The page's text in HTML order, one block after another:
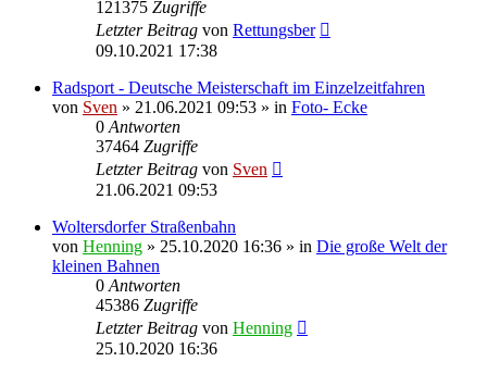
121375 Zugriffe
Letzter Beitrag von Rettungsber
09.10.2021 17:38
Radsport - Deutsche Meisterschaft im Einzelzeitfahren
von Sven » 21.06.2021 09:53 » in Foto- Ecke
0 Antworten
37464 Zugriffe
Letzter Beitrag von Sven
21.06.2021 09:53
Woltersdorfer Straßenbahn
von Henning » 25.10.2020 16:36 » in Die große Welt der
kleinen Bahnen
0 Antworten
45386 Zugriffe
Letzter Beitrag von Henning
25.10.2020 16:36